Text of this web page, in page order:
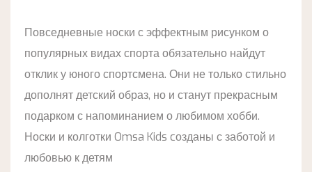
Повседневные носки с эффектным рисунком о
популярных видах спорта обязательно найдут
отклик у юного спортсмена. Они не только стильно
дополнят детский образ, но и станут прекрасным
подарком с напоминанием о любимом хобби.
Носки и колготки Omsa Kids cозданы с заботой и
любовью к детям